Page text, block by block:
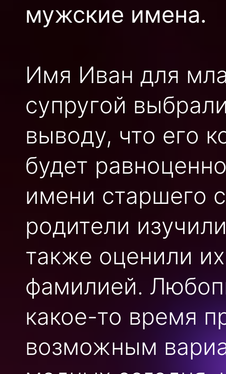
мужские имена.
Имя Иван для
супругой
выводу, что его
будет
имени старшего
родители
также оценили
фамилией.
какое-то время
возможным